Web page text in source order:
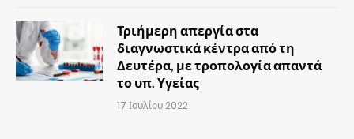
Τριήμερη απεργία στα
διαγνωστικά κέντρα από τη
Δευτέρα, με τροπολογία απαντά
το υπ. Υγείας
17 Ιουλίου 2022